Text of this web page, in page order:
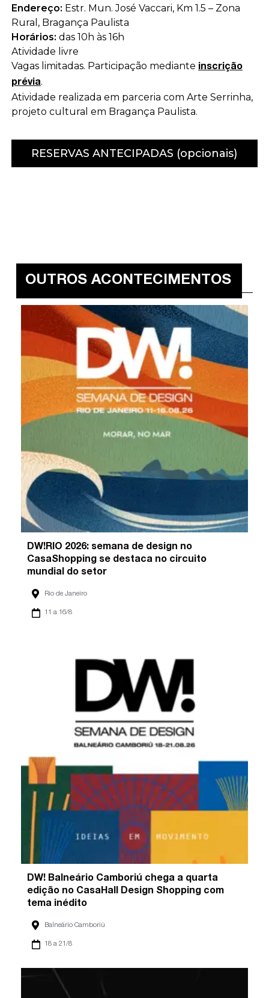
Endereço: Estr. Mun. José Vaccari, Km 1.5 – Zona
Rural, Bragança Paulista
Horários: das 10h às 16h
Atividade livre
Vagas limitadas. Participação mediante inscrição
prévia.
Atividade realizada em parceria com Arte Serrinha,
projeto cultural em Bragança Paulista.
RESERVAS ANTECIPADAS (opcionais)
OUTROS ACONTECIMENTOS
DW!RIO 2026: semana de design no
CasaShopping se destaca no circuito
mundial do setor
Rio de Janeiro
11 a 16/8
DW! Balneário Camboriú chega a quarta
edição no CasaHall Design Shopping com
tema inédito
Balneário Camboriú
18 a 21/8